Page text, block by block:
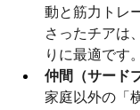
動と筋力トレ
さったチアは
りに最適です。
仲間（サード
家庭以外の「